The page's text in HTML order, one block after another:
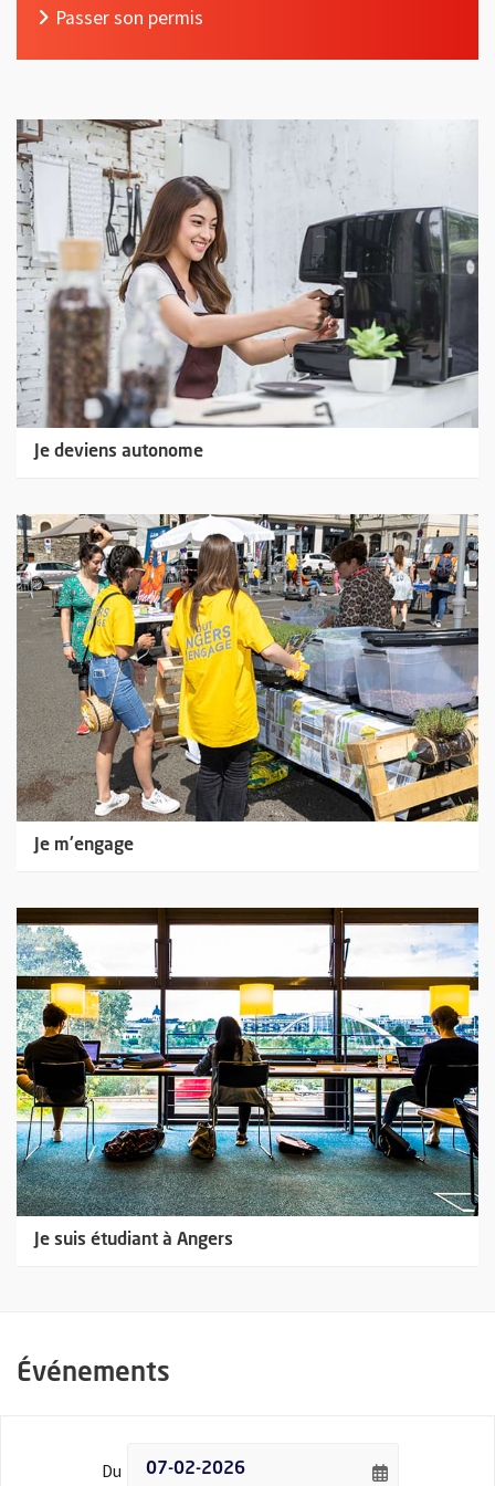
Passer son permis, Ouvre une nouvelle fenêtre
Je deviens autonome
Je m'engage
Je suis étudiant à Angers
Événements
Du Filtrer les événements par date - Date de début